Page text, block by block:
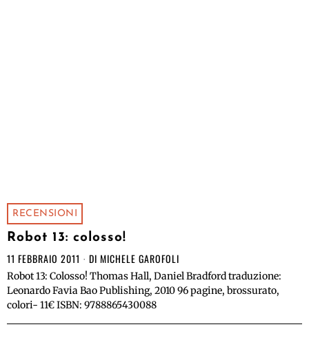
RECENSIONI
Robot 13: colosso!
11 FEBBRAIO 2011 DI MICHELE GAROFOLI
Robot 13: Colosso! Thomas Hall, Daniel Bradford traduzione:
Leonardo Favia Bao Publishing, 2010 96 pagine, brossurato,
colori- 11€ ISBN: 9788865430088